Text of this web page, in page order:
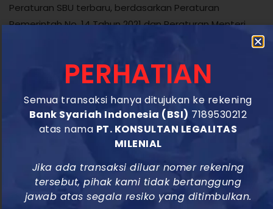
Peraturan SBU terbaru, berdasarkan Peraturan
Pemerintah No. 14 Tahun 2021 dan Peraturan Menteri
PUPR No. 6 Tahun 2021, menekankan pentingnya sistem
Proses pengurusan SBU kini lebih mudah dengan
adanya integrasi Sistem Informasi Jasa Konstruksi
Terintegrasi (SIJK T). Namun, Anda harus memastikan
bahwa kode KBLI konstruksi bangunan sipil yang dipilih
sesuai dengan jenis usaha Anda untuk menghindari
penolakan.
Untuk mengurus SBU, perusahaan perlu menyiapkan
dokumen seperti akta pendirian, NPWP, Nomor Induk
PERHATIAN
Semua transaksi hanya ditujukan ke rekening
Bank Syariah Indonesia (BSI) 7189530212
atas nama PT. KONSULTAN LEGALITAS
MILENIAL
Jika ada transaksi diluar nomer rekening
tersebut, pihak kami tidak bertanggung
jawab atas segala resiko yang ditimbulkan.